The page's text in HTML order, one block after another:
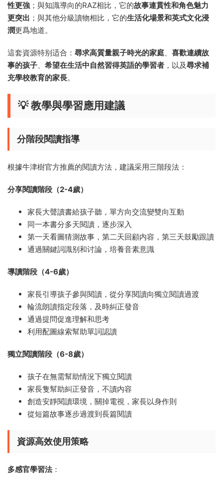
性更強 ；與知識導向的RAZ相比，它的故事連貫性和角色魅力
更突出 ；與其他分級讀物相比，它的生活化場景和英式文化浸
潤更爲地道。
這套資源特别适合： 尋求高質量親子時光的家庭、 喜歡連續故
事的孩子、 希望在生活中自然習得英語的學習者 ，以及尋求補
充學校教育的家長。
💡 教學與學習應用建議
分階段閱讀指導
根據牛津樹官方推薦的閱讀方法，建議采用三階段法：
分享閱讀階段（2-4歲）
家長大聲讀書給孩子聽，單方向交流變雙向互動
同一本書分多天閱讀，逐步深入
第一天看圖猜測故事，第二天回顧内容，第三天鼓勵跟讀
通過關鍵詞識别和讨論，培養音素意識
導讀階段（4-6歲）
家長引導孩子參與閱讀，從分享閱讀向獨立閱讀過渡
輪流朗讀指定段落，及時糾正發音
通過提問促進理解和思考
利用配圖線索幫助單詞認讀
獨立閱讀階段（6-8歲）
孩子在無需幫助情況下獨立閱讀
家長隻幫助糾正發音，不讀内容
創造安靜閱讀環境，關掉電視，家長以身作則
從短篇故事逐步過渡到長篇閱讀
資源高效使用策略
多感官學習法：